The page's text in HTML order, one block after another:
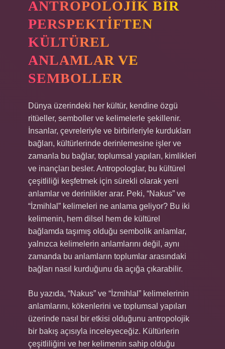
ANTROPOLOJIK BIR
PERSPEKTIFTEN
KÜLTÜREL
ANLAMLAR VE
SEMBOLLER
Dünya üzerindeki her kültür, kendine özgü
ritüeller, semboller ve kelimelerle şekillenir.
İnsanlar, çevreleriyle ve birbirleriyle kurdukları
bağları, kültürlerinde derinlemesine işler ve
zamanla bu bağlar, toplumsal yapıları, kimlikleri
ve inançları besler. Antropologlar, bu kültürel
çeşitliliği keşfetmek için sürekli olarak yeni
anlamlar ve derinlikler arar. Peki, “Nakus” ve
“İzmihlal” kelimeleri ne anlama geliyor? Bu iki
kelimenin, hem dilsel hem de kültürel
bağlamda taşımış olduğu sembolik anlamlar,
yalnızca kelimelerin anlamlarını değil, aynı
zamanda bu anlamların toplumlar arasındaki
bağları nasıl kurduğunu da açığa çıkarabilir.
Bu yazıda, “Nakus” ve “İzmihlal” kelimelerinin
anlamlarını, kökenlerini ve toplumsal yapıları
üzerinde nasıl bir etkisi olduğunu antropolojik
bir bakış açısıyla inceleyeceğiz. Kültürlerin
çeşitliliğini ve her kelimenin sahip olduğu